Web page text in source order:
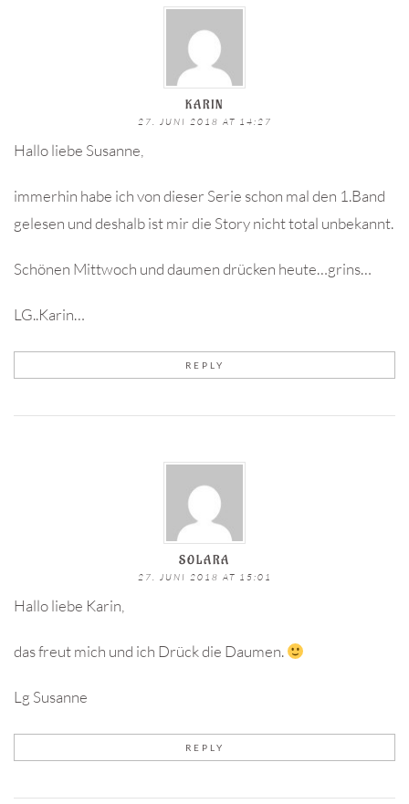
KARIN
27. JUNI 2018 AT 14:27
Hallo liebe Susanne,
immerhin habe ich von dieser Serie schon mal den 1.Band
gelesen und deshalb ist mir die Story nicht total unbekannt.
Schönen Mittwoch und daumen drücken heute…grins…
LG..Karin…
REPLY
SOLARA
27. JUNI 2018 AT 15:01
Hallo liebe Karin,
das freut mich und ich Drück die Daumen.
Lg Susanne
REPLY